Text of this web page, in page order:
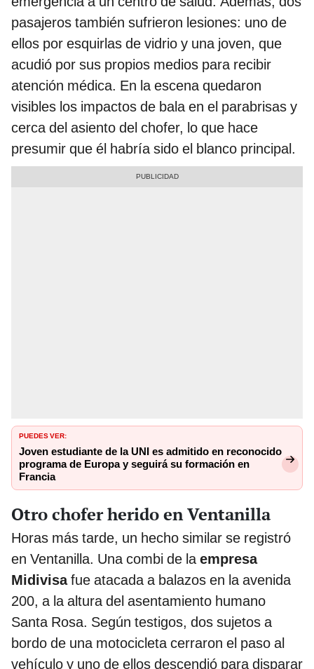
pasajeros también sufrieron lesiones: uno de
ellos por esquirlas de vidrio y una joven, que
acudió por sus propios medios para recibir
atención médica. En la escena quedaron
visibles los impactos de bala en el parabrisas y
cerca del asiento del chofer, lo que hace
presumir que él habría sido el blanco principal.
PUEDES VER:
Joven estudiante de la UNI es admitido en reconocido
programa de Europa y seguirá su formación en
Francia
Otro chofer herido en Ventanilla
Horas más tarde, un hecho similar se registró
en Ventanilla. Una combi de laempresa
Midivisafue atacada a balazos en la avenida
200, a la altura del asentamiento humano
Santa Rosa. Según testigos, dos sujetos a
bordo de una motocicleta cerraron el paso al
vehículo y uno de ellos descendió para disparar